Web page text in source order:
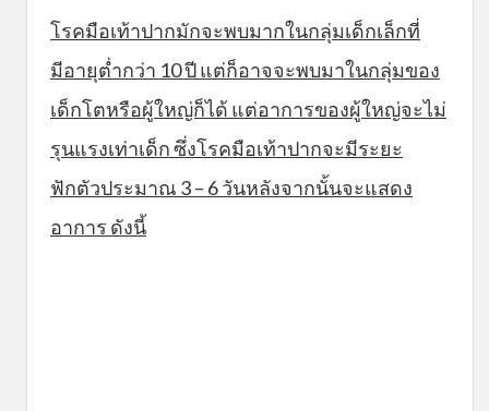
โรคมือเท้าปากมักจะพบมากในกลุ่มเด็กเล็กที่
มีอายุต่ำกว่า 10 ปี แต่ก็อาจจะพบมาในกลุ่มของ
เด็กโตหรือผู้ใหญ่ก็ได้ แต่อาการของผู้ใหญ่จะไม่
รุนแรงเท่าเด็ก ซึ่งโรคมือเท้าปากจะมีระยะ
ฟักตัวประมาณ 3 – 6 วันหลังจากนั้นจะแสดง
อาการ ดังนี้